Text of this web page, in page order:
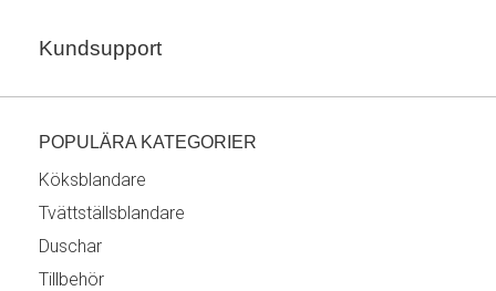
Kundsupport
POPULÄRA KATEGORIER
Köksblandare
Tvättställsblandare
Duschar
Tillbehör